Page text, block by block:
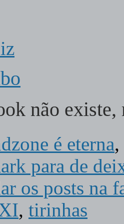
não
é eterna,
para de
os posts na
, tirinhas